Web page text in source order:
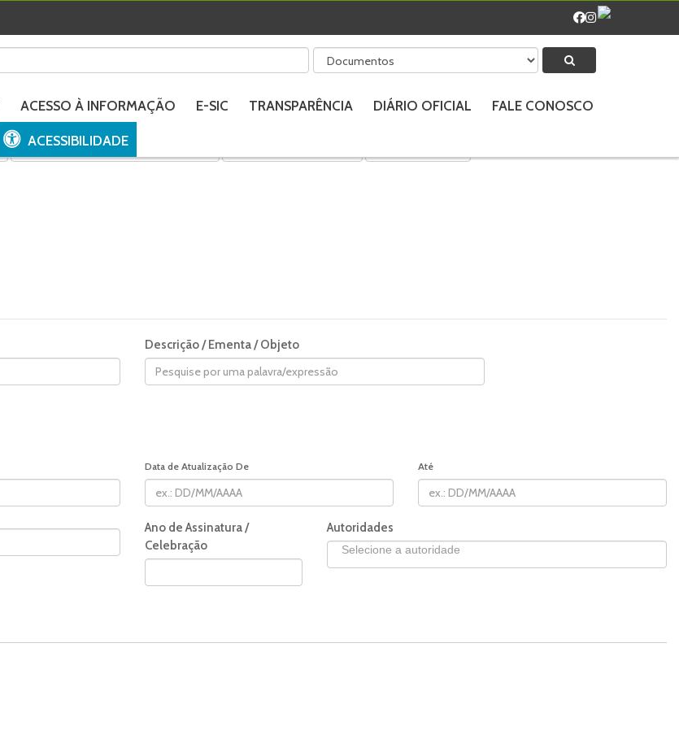
ACESSO À INFORMAÇÃO E-SIC TRANSPARÊNCIA DIÁRIO OFICIAL
FALE CONOSCO
ACESSIBILIDADE
Relatórios da Responsabilidade Fiscal
Descrição / Ementa / Objeto
Data de Atualização De Até
Ano de Assinatura /
Celebração
Autoridades